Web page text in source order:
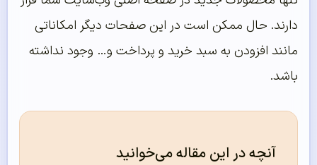
دارند. حال ممکن است در این صفحات دیگر امکاناتی
مانند افزودن به سبد خرید و پرداخت و… وجود نداشته
باشد.
آنچه در این مقاله می‌خوانید